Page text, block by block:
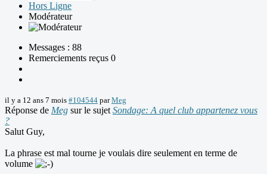
Hors Ligne
Modérateur
Messages : 88
Remerciements reçus 0
il y a 12 ans 7 mois #104544 parMeg
Réponse de Meg sur le sujet Sondage: A quel club appartenez vous
?
Salut Guy,
La phrase est mal tourne je voulais dire seulement en terme de
volume